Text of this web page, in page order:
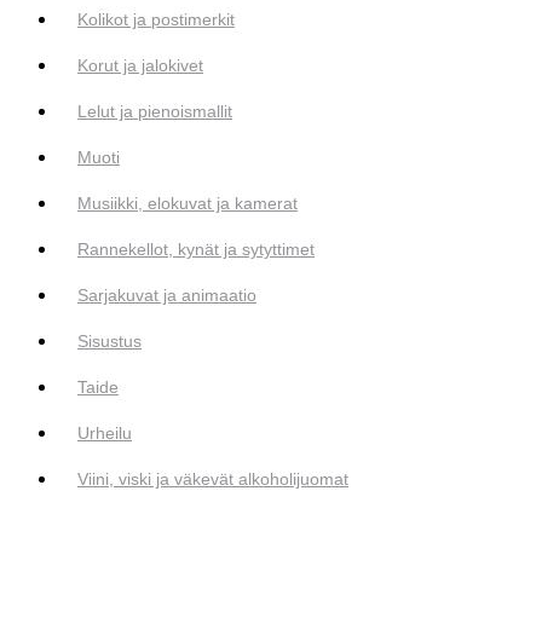
Kolikot ja postimerkit
Korut ja jalokivet
Lelut ja pienoismallit
Muoti
Musiikki, elokuvat ja kamerat
Rannekellot, kynät ja sytyttimet
Sarjakuvat ja animaatio
Sisustus
Taide
Urheilu
Viini, viski ja väkevät alkoholijuomat